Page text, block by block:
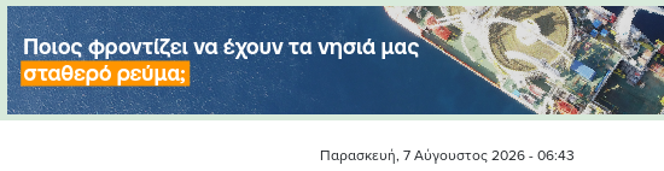
Παρασκευή, 7 Αύγουστος 2026 - 06:43